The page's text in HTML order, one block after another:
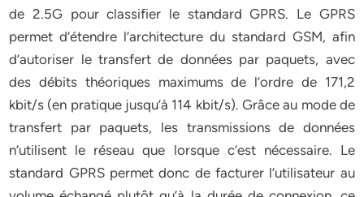
de 2.5G pour classifier le standard GPRS. Le GPRS
permet d’étendre l’architecture du standard GSM, afin
d’autoriser le transfert de données par paquets, avec
des débits théoriques maximums de l’ordre de 171,2
kbit/s (en pratique jusqu’à 114 kbit/s). Grâce au mode de
transfert par paquets, les transmissions de données
n’utilisent le réseau que lorsque c’est nécessaire. Le
standard GPRS permet donc de facturer l’utilisateur au